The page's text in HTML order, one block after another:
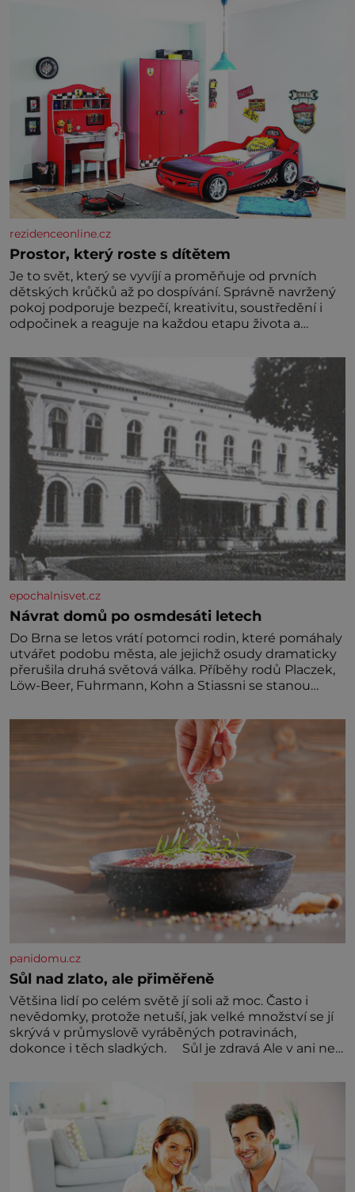
dávných lidí nesmírně dobře zachovalá, přičítají
odborníci zdejším klimatickým podmínkám. Sucho,
rezidenceonline.cz
Prostor, který roste s dítětem
Je to svět, který se vyvíjí a proměňuje od prvních
dětských krůčků až po dospívání. Správně navržený
pokoj podporuje bezpečí, kreativitu, soustředění i
odpočinek a reaguje na každou etapu života a
jednoduchost, měkkost a bezpečí, proto by pokoj
miminka měl působit především klidně a útulně.
Předškolní věk je
epochalnisvet.cz
Návrat domů po osmdesáti letech
Do Brna se letos vrátí potomci rodin, které pomáhaly
utvářet podobu města, ale jejichž osudy dramaticky
přerušila druhá světová válka. Příběhy rodů Placzek,
Löw-Beer, Fuhrmann, Kohn a Stiassni se stanou
židovské kultury ŠTETL FEST 2026. Některé návraty
nejsou jednoduché. Místa, která si člověk pamatuje z
rodinných vyprávění, už dávno
panidomu.cz
Sůl nad zlato, ale přiměřeně
Většina lidí po celém světě jí soli až moc. Často i
nevědomky, protože netuší, jak velké množství se jí
skrývá v průmyslově vyráběných potravinách,
dokonce i těch sladkých. Sůl je zdravá Ale v ani ne
běžné. Její základní složky– sodík a chlór – jsou